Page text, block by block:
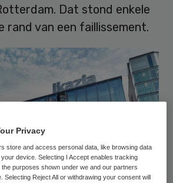
Dat stond enkele
rand van een faillissement.
Privacy
store and access personal data, like browsing data
device. Selecting I Accept enables tracking
purposes shown under we and our partners
Selecting Reject All or withdrawing your consent will